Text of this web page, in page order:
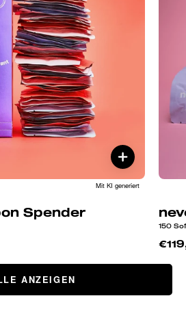
Mit KI generiert
Spender
150
ANZEIGEN